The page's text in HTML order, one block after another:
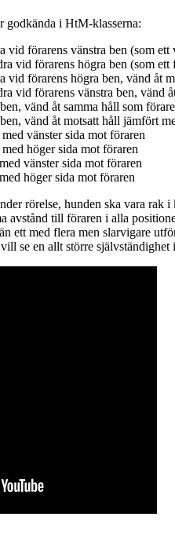
godkända i HtM-klasserna:
vid förarens vänstra ben (som
vid förarens högra ben (som
vid förarens högra ben, vänd åt
vid förarens vänstra ben, vänd
vänd åt samma håll som
vänd åt motsatt håll jämfört
vänster sida mot föraren
höger sida mot föraren
vänster sida mot föraren
höger sida mot föraren
rörelse, hunden ska vara rak
avstånd till föraren i alla
ett med flera men slarvigare
se en allt större